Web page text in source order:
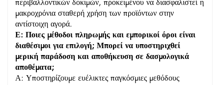
μακροχρόνια σταθερή χρήση των προϊόντων στην
αντίστοιχη αγορά.
Ε: Ποιες μέθοδοι πληρωμής και εμπορικοί όροι είναι
διαθέσιμοι για επιλογή; Μπορεί να υποστηριχθεί
μερική παράδοση και αποθήκευση σε δασμολογικά
αποθέματα;
Α: Υποστηρίζουμε ευέλικτες παγκόσμιες μεθόδους